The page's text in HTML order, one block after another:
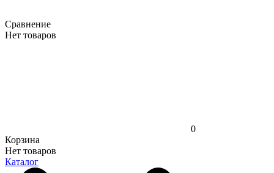
Сравнение
Нет товаров
0
Корзина
Нет товаров
Каталог